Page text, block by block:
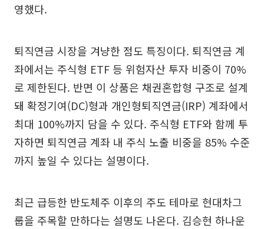
영했다.
퇴직연금 시장을 겨냥한 점도 특징이다. 퇴직연금 계
좌에서는 주식형 ETF 등 위험자산 투자 비중이 70%
로 제한된다. 반면 이 상품은 채권혼합형 구조로 설계
돼 확정기여(DC)형과 개인형퇴직연금(IRP) 계좌에서
최대 100%까지 담을 수 있다. 주식형 ETF와 함께 투
자하면 퇴직연금 계좌 내 주식 노출 비중을 85% 수준
까지 높일 수 있다는 설명이다.
최근 급등한 반도체주 이후의 주도 테마로 현대차그
룹을 주목할 만하다는 설명도 나온다. 김승현 하나운